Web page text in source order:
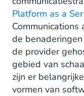
Platform as a
Communications
de
de provider
gebied van
zijn er
vormen van